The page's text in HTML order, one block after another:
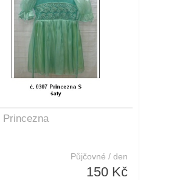
Princezna
Půjčovné / den
150 Kč